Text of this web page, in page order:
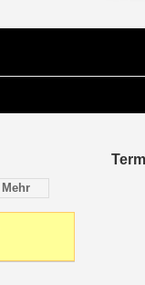
Mehr